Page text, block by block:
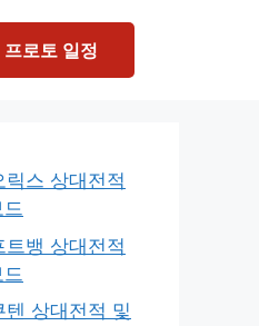
프로토 일정
스 상대전적
뱅 상대전적
상대전적 및